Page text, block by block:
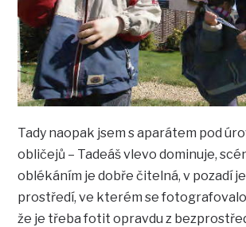
Tady naopak jsem s aparátem pod
obličejů – Tadeáš vlevo dominuje,
oblékáním je dobře čitelná, v pozadí
prostředí, ve kterém se
že je třeba fotit opravdu z